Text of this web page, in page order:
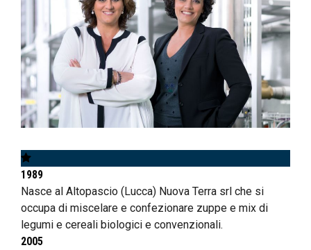
1989
Nasce al Altopascio (Lucca) Nuova Terra srl che si
occupa di miscelare e confezionare zuppe e mix di
legumi e cereali biologici e convenzionali.
2005